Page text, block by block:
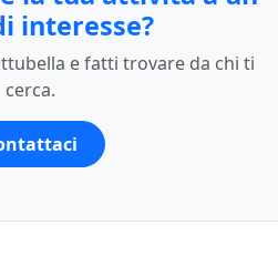
interesse?
e fatti trovare da chi ti
cerca.